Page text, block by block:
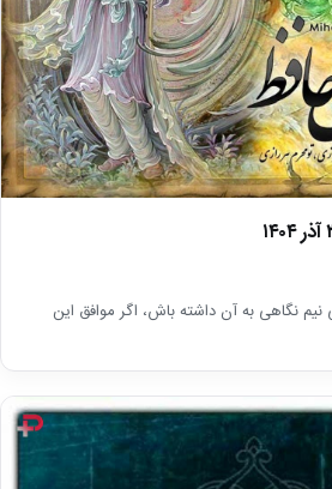
نیم نگاهی به آن داشته باش، اگر موافق این